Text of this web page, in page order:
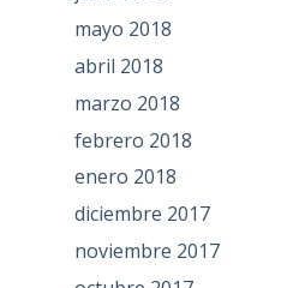
mayo 2018
abril 2018
marzo 2018
febrero 2018
enero 2018
diciembre 2017
noviembre 2017